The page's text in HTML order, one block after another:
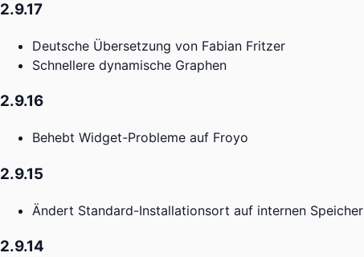
2.9.17
Deutsche Übersetzung von Fabian Fritzer
Schnellere dynamische Graphen
2.9.16
Behebt Widget-Probleme auf Froyo
2.9.15
Ändert Standard-Installationsort auf internen Speicher
2.9.14